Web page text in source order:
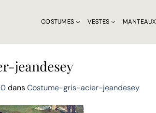
COSTUMES VESTES MANTEAUX
jeandesey
dansCostume-gris-acier-jeandesey